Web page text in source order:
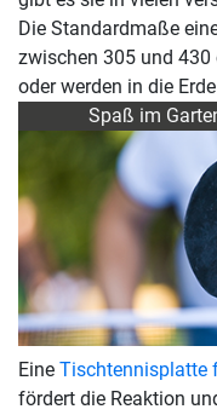
Die Standardmaße
zwischen 305 und
oder werden in die
Spaß im
Eine Tischtennisplatte
fördert die Reaktion